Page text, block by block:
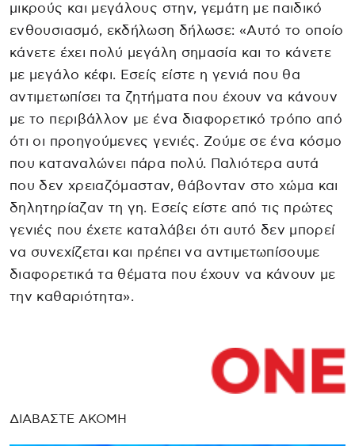
μικρούς και μεγάλους στην, γεμάτη με παιδικό
ενθουσιασμό, εκδήλωση δήλωσε: «Αυτό το οποίο
κάνετε έχει πολύ μεγάλη σημασία και το κάνετε
με μεγάλο κέφι. Εσείς είστε η γενιά που θα
αντιμετωπίσει τα ζητήματα που έχουν να κάνουν
με το περιβάλλον με ένα διαφορετικό τρόπο από
ότι οι προηγούμενες γενιές. Ζούμε σε ένα κόσμο
που καταναλώνει πάρα πολύ. Παλιότερα αυτά
που δεν χρειαζόμασταν, θάβονταν στο χώμα και
δηλητηρίαζαν τη γη. Εσείς είστε από τις πρώτες
γενιές που έχετε καταλάβει ότι αυτό δεν μπορεί
να συνεχίζεται και πρέπει να αντιμετωπίσουμε
διαφορετικά τα θέματα που έχουν να κάνουν με
την καθαριότητα».
ΔΙΑΒΑΣΤΕ ΑΚΟΜΗ